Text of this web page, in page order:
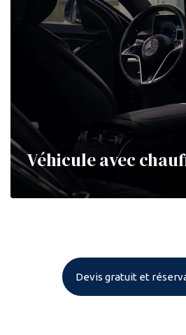
Véhicule avec
Pour que vos déplacements
Devis gratuit et